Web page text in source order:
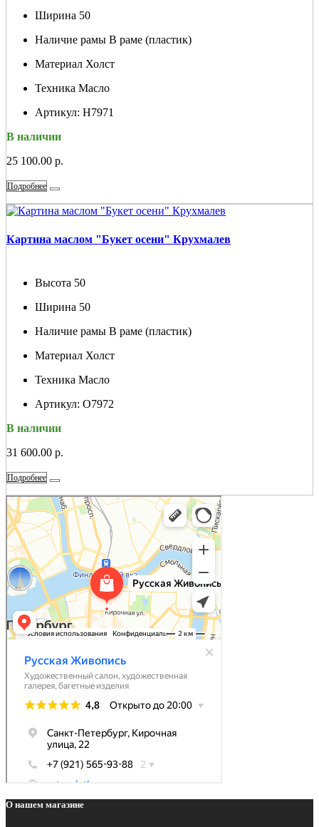
Ширина 50
Наличие рамы В раме (пластик)
Материал Холст
Техника Масло
Артикул: Н7971
В наличии
25 100.00 р.
Подробнее
Картина маслом "Букет осени" Крухмалев
Высота 50
Ширина 50
Наличие рамы В раме (пластик)
Материал Холст
Техника Масло
Артикул: О7972
В наличии
31 600.00 р.
Подробнее
О нашем магазине